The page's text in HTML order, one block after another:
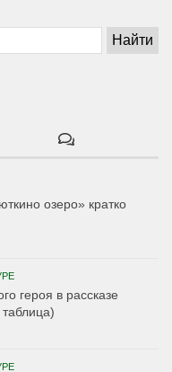
озеро» кратко
героя в рассказе